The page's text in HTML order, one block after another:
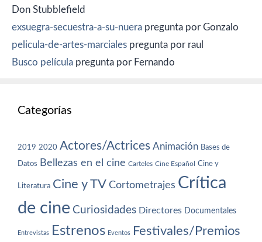
Don Stubblefield
exsuegra-secuestra-a-su-nuera pregunta por Gonzalo
pelicula-de-artes-marciales pregunta por raul
Busco película pregunta por Fernando
Categorías
2019 2020 Actores/Actrices Animación Bases de
Datos Bellezas en el cine Carteles Cine Español Cine y
Literatura Cine y TV Cortometrajes Crítica
de cine Curiosidades Directores Documentales
Entrevistas Estrenos Eventos Festivales/Premios